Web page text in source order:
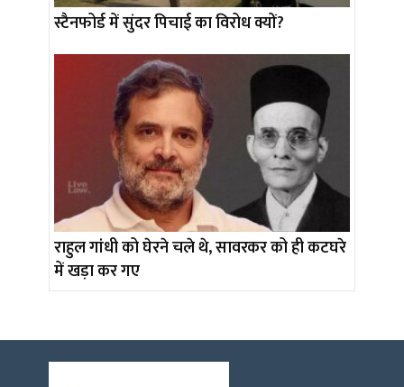
स्टैनफोर्ड में सुंदर पिचाई का विरोध क्यों?
राहुल गांधी को घेरने चले थे, सावरकर को ही कटघरे
में खड़ा कर गए